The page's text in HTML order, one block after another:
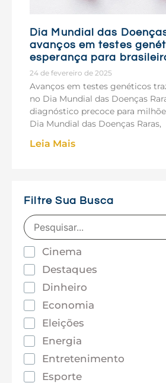
Dia Mundial das
avanços em testes
esperança para
24 de fevereiro de 2025
Avanços em testes genéticos
no Dia Mundial das Doenças
diagnóstico precoce para
Dia Mundial das Doenças Raras,
Leia Mais
Filtre Sua Busca
Cinema
Destaques
Dinheiro
Economia
Eleições
Energia
Entretenimento
Esporte